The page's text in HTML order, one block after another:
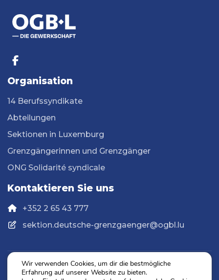
Organisation
14 Berufssyndikate
Abteilungen
Sektionen in Luxemburg
Grenzgängerinnen und Grenzgänger
ONG Solidarité syndicale
Kontaktieren Sie uns
+352 2 65 43 777
sektion.deutsche-grenzgaenger@ogbl.lu
Datenschutz
Wir verwenden Cookies, um dir die bestmögliche
Erfahrung auf unserer Website zu bieten.